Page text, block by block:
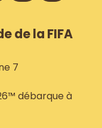
de la FIFA
7
débarque à